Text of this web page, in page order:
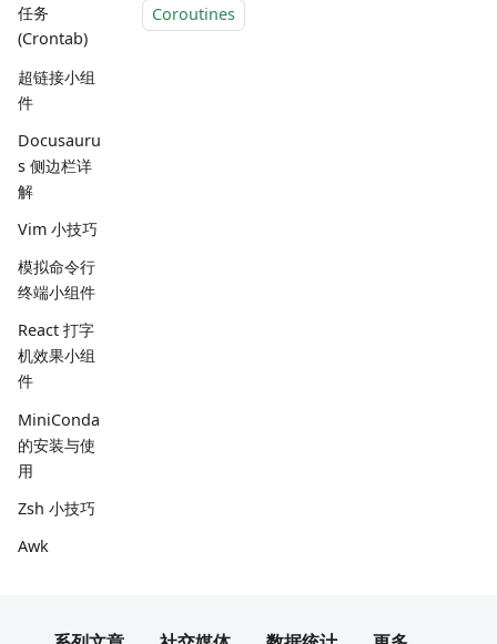
任务
(Crontab)
超链接小组
件
Docusauru
s 侧边栏详
解
Vim 小技巧
模拟命令行
终端小组件
React 打字
机效果小组
件
MiniConda
的安装与使
用
Zsh 小技巧
Awk
Coroutines